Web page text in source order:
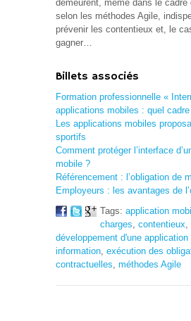
demeurent, même dans le cadre
selon les méthodes Agile,
prévenir les contentieux et, le
gagner…
Billets associés
Formation professionnelle «
applications mobiles : quel
Les applications mobiles
sportifs
Comment protéger l’interface
mobile ?
Référencement : l’obligation de
Employeurs : les avantages de
Tags: application
charges, contentieux,
développement d'une application
information, exécution des
contractuelles, méthodes Agile